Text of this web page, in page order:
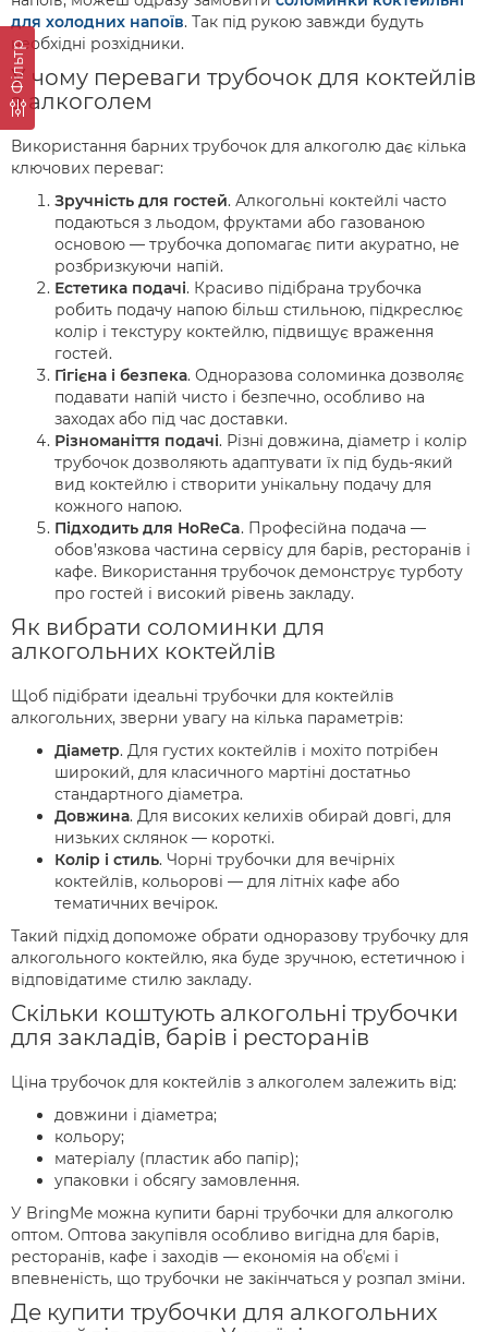
Фільтр
для холодних напоїв. Так під рукою завжди будуть
необхідні розхідники.
У чому переваги трубочок для коктейлів
з алкоголем
Використання барних трубочок для алкоголю дає кілька
ключових переваг:
Зручність для гостей. Алкогольні коктейлі часто
подаються з льодом, фруктами або газованою
основою — трубочка допомагає пити акуратно, не
розбризкуючи напій.
Естетика подачі. Красиво підібрана трубочка
робить подачу напою більш стильною, підкреслює
колір і текстуру коктейлю, підвищує враження
гостей.
Гігієна і безпека. Одноразова соломинка дозволяє
подавати напій чисто і безпечно, особливо на
заходах або під час доставки.
Різноманіття подачі. Різні довжина, діаметр і колір
трубочок дозволяють адаптувати їх під будь-який
вид коктейлю і створити унікальну подачу для
кожного напою.
Підходить для HoReCa. Професійна подача —
обов’язкова частина сервісу для барів, ресторанів і
кафе. Використання трубочок демонструє турботу
про гостей і високий рівень закладу.
Як вибрати соломинки для
алкогольних коктейлів
Щоб підібрати ідеальні трубочки для коктейлів
алкогольних, зверни увагу на кілька параметрів:
Діаметр. Для густих коктейлів і мохіто потрібен
широкий, для класичного мартіні достатньо
стандартного діаметра.
Довжина. Для високих келихів обирай довгі, для
низьких склянок — короткі.
Колір і стиль. Чорні трубочки для вечірніх
коктейлів, кольорові — для літніх кафе або
тематичних вечірок.
Такий підхід допоможе обрати одноразову трубочку для
алкогольного коктейлю, яка буде зручною, естетичною і
відповідатиме стилю закладу.
Скільки коштують алкогольні трубочки
для закладів, барів і ресторанів
Ціна трубочок для коктейлів з алкоголем залежить від:
довжини і діаметра;
кольору;
матеріалу (пластик або папір);
упаковки і обсягу замовлення.
У BringMe можна купити барні трубочки для алкоголю
оптом. Оптова закупівля особливо вигідна для барів,
ресторанів, кафе і заходів — економія на обʼємі і
впевненість, що трубочки не закінчаться у розпал зміни.
Де купити трубочки для алкогольних